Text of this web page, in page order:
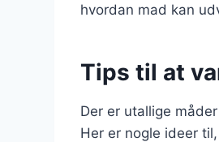
hvordan mad kan
Tips til at
Der er utallige
Her er nogle ideer